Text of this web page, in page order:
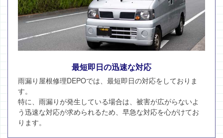
最短即日の迅速な対応
雨漏り屋根修理DEPOでは、最短即日の対応をしておりま
す。
特に、雨漏りが発生している場合は、被害が広がらないよ
う迅速な対応が求められるため、早急な対応を心がけてお
ります。